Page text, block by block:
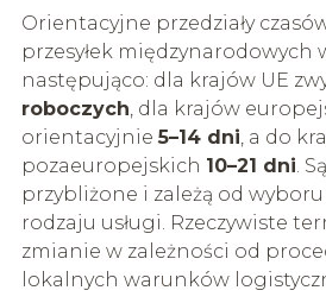
Orientacyjne przedziały
przesyłek międzynarodowych
następująco: dla krajów UE
roboczych, dla krajów
orientacyjnie5–14 dni, a do
pozaeuropejskich 10–21 dni.
przybliżone i zależą od
rodzaju usługi. Rzeczywiste
zmianie w zależności od
lokalnych warunków